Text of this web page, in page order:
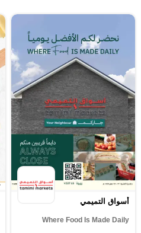
أسواق التميمي
Where Food Is Made Daily